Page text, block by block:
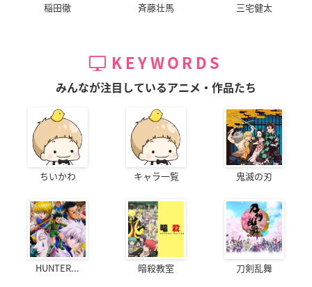
稲田徹 斉藤壮馬 三宅健太
KEYWORDS
みんなが注目しているアニメ・作品たち
ちいかわ キャラ一覧 鬼滅の刃
HUNTER... 暗殺教室 刀剣乱舞